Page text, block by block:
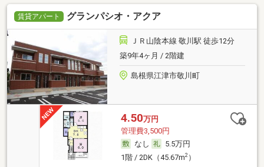
賃貸アパート グランパシオ・アクア
ＪＲ山陰本線 敬川駅 徒歩12分
築9年4ヶ月 / 2階建
島根県江津市敬川町
4.50万円
管理費3,500円
なし
5.5万円
1階 / 2DK（45.67m2）